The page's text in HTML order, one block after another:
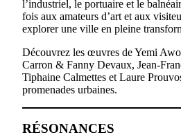
l’industriel, le portuaire et le
fois aux amateurs d’art et aux
explorer une ville en pleine
Découvrez les œuvres de Yemi
Carron & Fanny Devaux, Jean-
Tiphaine Calmettes et Laure
promenades urbaines.
RÉSONANCES